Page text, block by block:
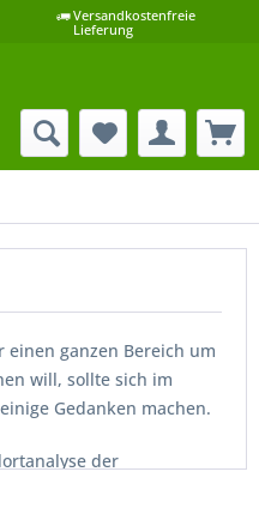
Versandkostenfreie
Lieferung
einen ganzen Bereich um
will, sollte sich im
Gedanken machen.
der